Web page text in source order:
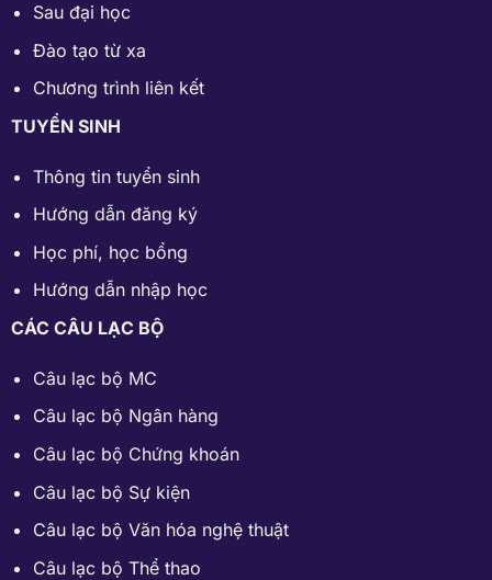
Sau đại học
Đào tạo từ xa
Chương trình liên kết
TUYỂN SINH
Thông tin tuyển sinh
Hướng dẫn đăng ký
Học phí, học bổng
Hướng dẫn nhập học
CÁC CÂU LẠC BỘ
Câu lạc bộ MC
Câu lạc bộ Ngân hàng
Câu lạc bộ Chứng khoán
Câu lạc bộ Sự kiện
Câu lạc bộ Văn hóa nghệ thuật
Câu lạc bộ Thể thao